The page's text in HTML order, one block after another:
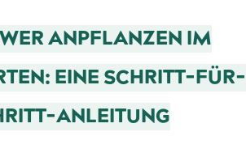
ANPFLANZEN IM
EINE SCHRITT-FÜR-
ANLEITUNG